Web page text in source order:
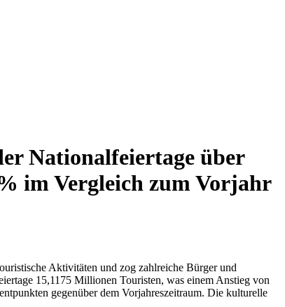
Nationalfeiertage über
im Vergleich zum Vorjahr
Aktivitäten und zog zahlreiche Bürger und
15,1175 Millionen Touristen, was einem Anstieg von
gegenüber dem Vorjahreszeitraum. Die kulturelle